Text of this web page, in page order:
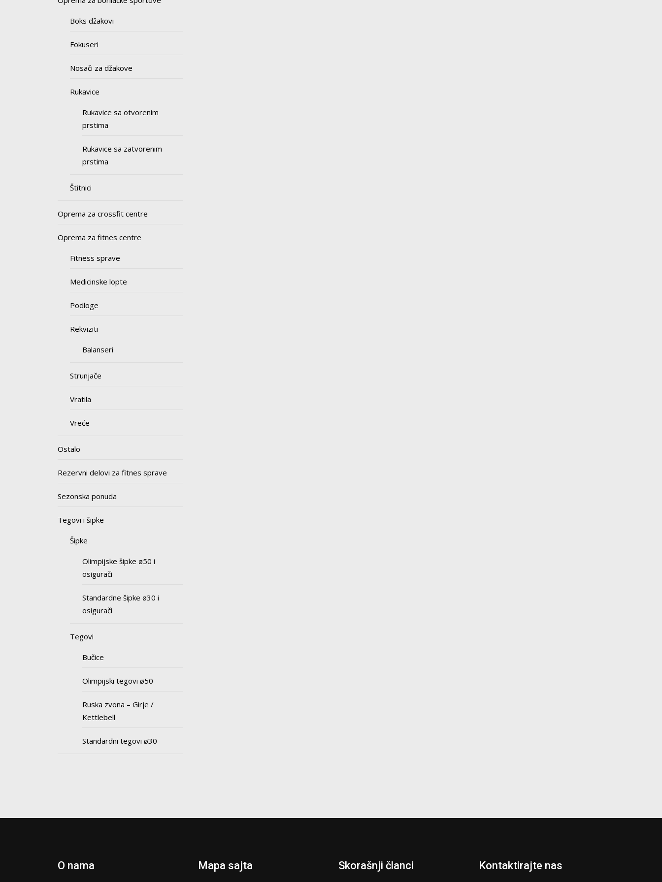
Boks džakovi
Fokuseri
Nosači za džakove
Rukavice
Rukavice sa otvorenim
prstima
Rukavice sa zatvorenim
prstima
Štitnici
Oprema za crossfit centre
Oprema za fitnes centre
Fitness sprave
Medicinske lopte
Podloge
Rekviziti
Balanseri
Strunjače
Vratila
Vreće
Ostalo
Rezervni delovi za fitnes sprave
Sezonska ponuda
Tegovi i šipke
Šipke
Olimpijske šipke ø50 i
osigurači
Standardne šipke ø30 i
osigurači
Tegovi
Bučice
Olimpijski tegovi ø50
Ruska zvona – Girje /
Kettlebell
Standardni tegovi ø30
O nama Mapa sajta Skorašnji članci Kontaktirajte nas